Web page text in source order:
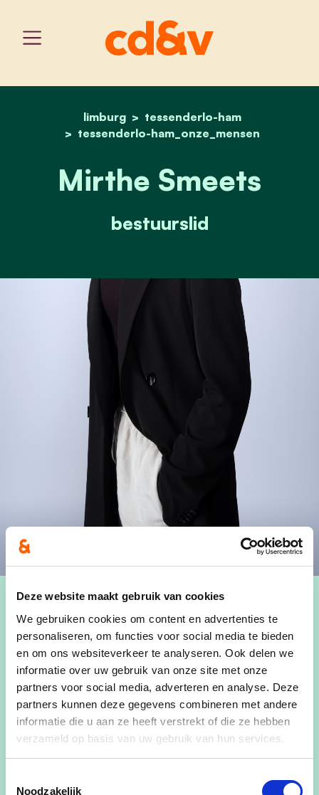
Deze website maakt gebruik van cookies
We gebruiken cookies om content en advertenties te
personaliseren, om functies voor social media te bieden
en om ons websiteverkeer te analyseren. Ook delen we
informatie over uw gebruik van onze site met onze
partners voor social media, adverteren en analyse. Deze
partners kunnen deze gegevens combineren met andere
informatie die u aan ze heeft verstrekt of die ze hebben
verzameld op basis van uw gebruik van hun services.
Noodzakelijk
home
limburg
tessenderlo-ham
tessenderlo-ham_onze_mensen
mirthe smeets
Mirthe Smeets
bestuurslid
Hallo, ik ben Mirthe, 22 jaar en geboren en
getogen in Oostham.
Vanaf mijn jeugd ben ik actief betrokken geweest
bij het jeugdwerk. Vijf jaar heb ik met veel plezier
leiding gegeven op speelplein Hampidoe, en
daarna heb ik nog eens twee jaar als hoofdleiding
de verantwoordelijkheid gedragen. Het jeugdwerk